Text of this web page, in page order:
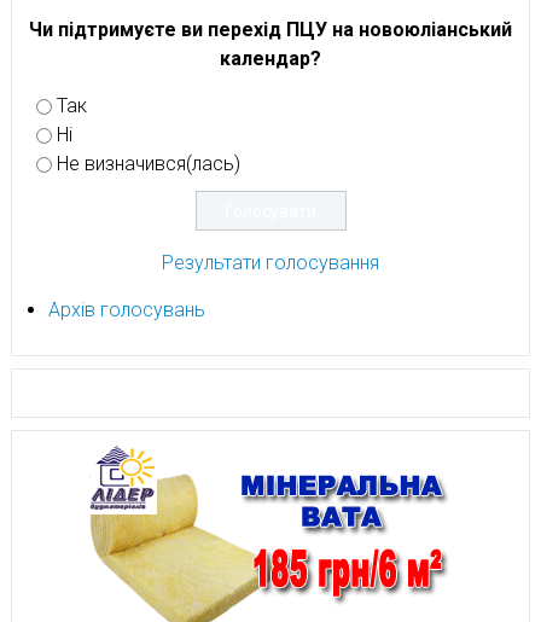
Чи підтримуєте ви перехід ПЦУ на новоюліанський
календар?
Так
Ні
Не визначився(лась)
Результати голосування
Архів голосувань